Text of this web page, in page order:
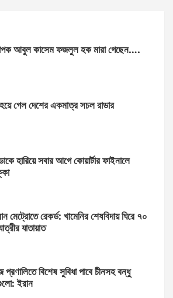
আবুল কাসেম ফজলুল হক মারা গেছেন….
গেল দেশের একমাত্র সচল রাডার
হারিয়ে সবার আগে কোয়ার্টার ফাইনালে
মেট্রোতে রেকর্ড: খামেনির শেষবিদায় ঘিরে ৭০
যাতায়াত
বিশেষ সুবিধা পাবে চীনসহ বন্ধু
ইরান